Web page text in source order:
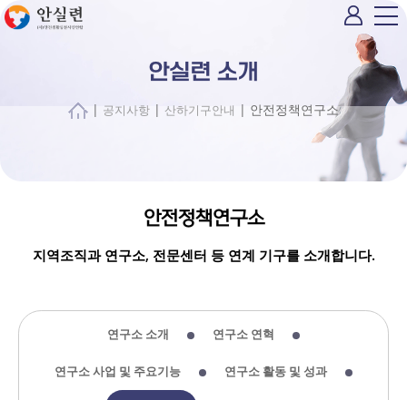
안실련 소개
| 공지사항 | 산하기구안내 | 안전정책연구소
안전정책연구소
지역조직과 연구소, 전문센터 등 연계 기구를 소개합니다.
연구소 소개 연구소 연혁
연구소 사업 및 주요기능 연구소 활동 및 성과